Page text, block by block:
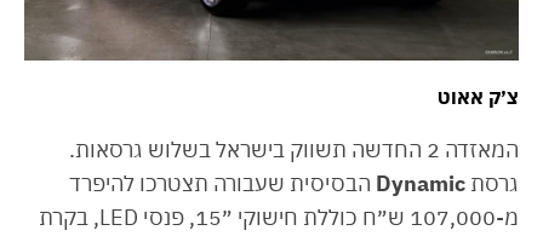
צ׳ק אאוט
המאזדה 2 החדשה תשווק בישראל בשלוש גרסאות.
גרסת Dynamic הבסיסית שעבורה תצטרכו להיפרד
מ-107,000 ש״ח כוללת חישוקי ״15, פנסי LED, בקרת